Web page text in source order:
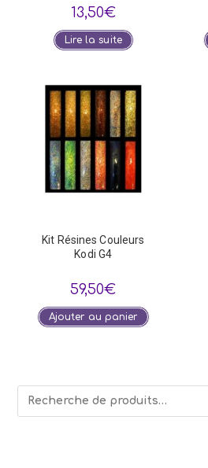
13,50€
Lire la suite
Kit Résines Couleurs
Kodi G4
59,50€
Ajouter au panier